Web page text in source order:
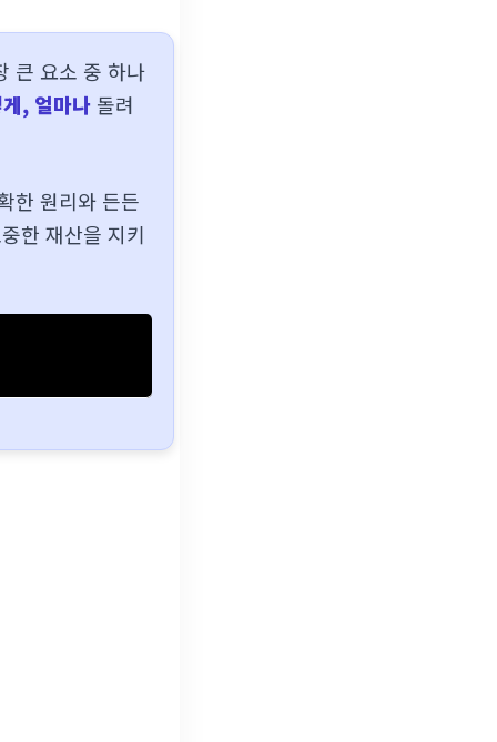
큰 요소 중 하나
, 얼마나 돌려
한 원리와 든든
한 재산을 지키